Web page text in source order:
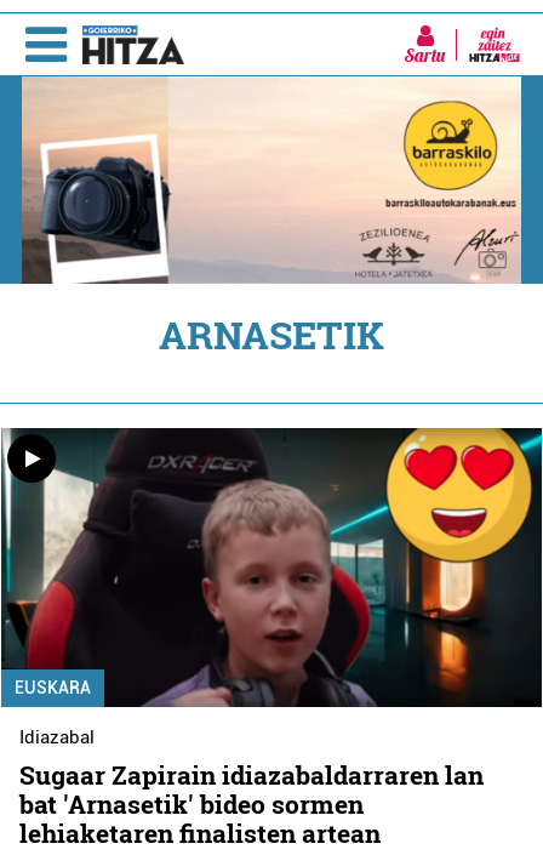
Sartu
ARNASETIK
EUSKARA
Idiazabal
Sugaar Zapirain idiazabaldarraren lan
bat 'Arnasetik' bideo sormen
lehiaketaren finalisten artean